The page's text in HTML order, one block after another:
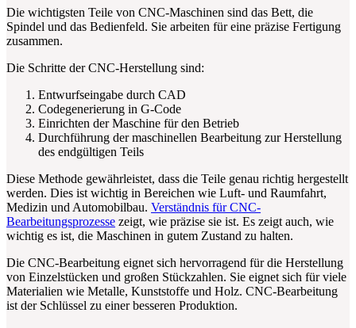
Die wichtigsten Teile von CNC-Maschinen sind das Bett, die
Spindel und das Bedienfeld. Sie arbeiten für eine präzise Fertigung
zusammen.
Die Schritte der CNC-Herstellung sind:
Entwurfseingabe durch CAD
Codegenerierung in G-Code
Einrichten der Maschine für den Betrieb
Durchführung der maschinellen Bearbeitung zur Herstellung
des endgültigen Teils
Diese Methode gewährleistet, dass die Teile genau richtig hergestellt
werden. Dies ist wichtig in Bereichen wie Luft- und Raumfahrt,
Medizin und Automobilbau. Verständnis für CNC-
Bearbeitungsprozesse zeigt, wie präzise sie ist. Es zeigt auch, wie
wichtig es ist, die Maschinen in gutem Zustand zu halten.
Die CNC-Bearbeitung eignet sich hervorragend für die Herstellung
von Einzelstücken und großen Stückzahlen. Sie eignet sich für viele
Materialien wie Metalle, Kunststoffe und Holz. CNC-Bearbeitung
ist der Schlüssel zu einer besseren Produktion.